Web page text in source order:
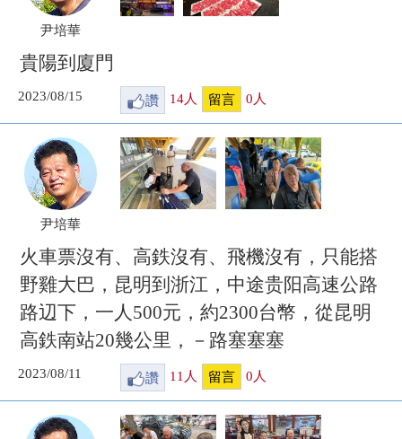
尹培華
貴陽到廈門
2023/08/15 讚 14人 留言 0 人
尹培華
火車票沒有、高鉄沒有、飛機沒有，只能搭
野雞大巴，昆明到浙江，中途贵阳高速公路
路辺下，一人500元，約2300台幣，從昆明
高鉄南站20幾公里，－路塞塞塞
2023/08/11 讚 11 人 留言 0 人